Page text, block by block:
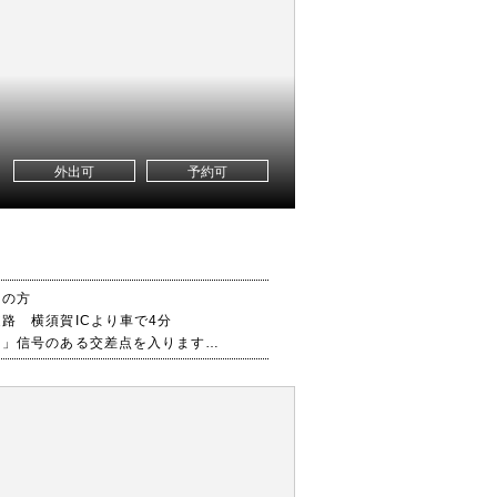
外出可 予約可
方
路 横須賀ICより車で4分
」信号のある交差点を入ります
の方